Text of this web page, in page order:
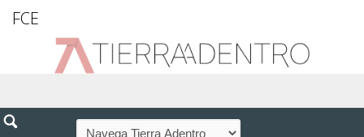
FCE